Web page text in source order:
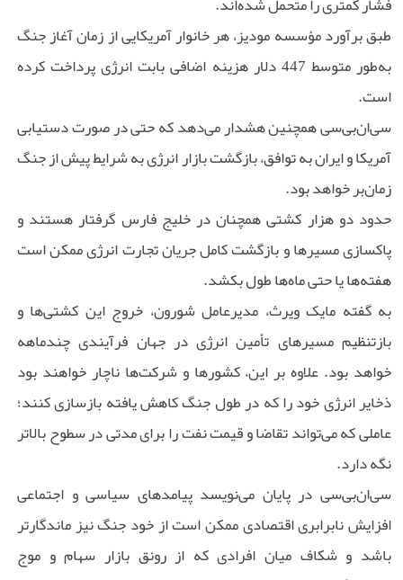
طبق برآورد مؤسسه مودیز، هر خانوار آمریکایی از زمان آغاز جنگ
به‌طور متوسط 447 دلار هزینه اضافی بابت انرژی پرداخت کرده
است.
سی‌ان‌بی‌سی همچنین هشدار می‌دهد که حتی در صورت دستیابی
آمریکا و ایران به توافق، بازگشت بازار انرژی به شرایط پیش از جنگ
زمان‌بر خواهد بود.
حدود دو هزار کشتی همچنان در خلیج فارس گرفتار هستند و
پاکسازی مسیرها و بازگشت کامل جریان تجارت انرژی ممکن است
هفته‌ها یا حتی ماه‌ها طول بکشد.
به گفته مایک ویرث، مدیرعامل شورون، خروج این کشتی‌ها و
بازتنظیم مسیرهای تأمین انرژی در جهان فرآیندی چندماهه
خواهد بود. علاوه بر این، کشورها و شرکت‌ها ناچار خواهند بود
ذخایر انرژی خود را که در طول جنگ کاهش یافته بازسازی کنند؛
عاملی که می‌تواند تقاضا و قیمت نفت را برای مدتی در سطوح بالاتر
نگه دارد.
سی‌ان‌بی‌سی در پایان می‌نویسد پیامدهای سیاسی و اجتماعی
افزایش نابرابری اقتصادی ممکن است از خود جنگ نیز ماندگارتر
باشد و شکاف میان افرادی که از رونق بازار سهام و موج